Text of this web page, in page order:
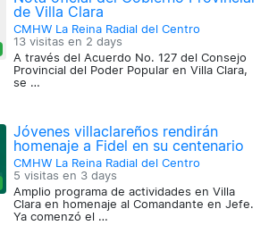
de Villa Clara
CMHW La Reina Radial del Centro
13 visitas en 2 days
A través del Acuerdo No. 127 del Consejo
Provincial del Poder Popular en Villa Clara,
se …
Jóvenes villaclareños rendirán
homenaje a Fidel en su centenario
CMHW La Reina Radial del Centro
5 visitas en 3 days
Amplio programa de actividades en Villa
Clara en homenaje al Comandante en Jefe.
Ya comenzó el …